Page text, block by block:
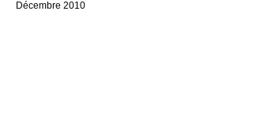
Décembre 2010